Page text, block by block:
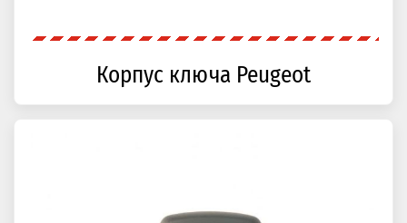
Корпус ключа Peugeot